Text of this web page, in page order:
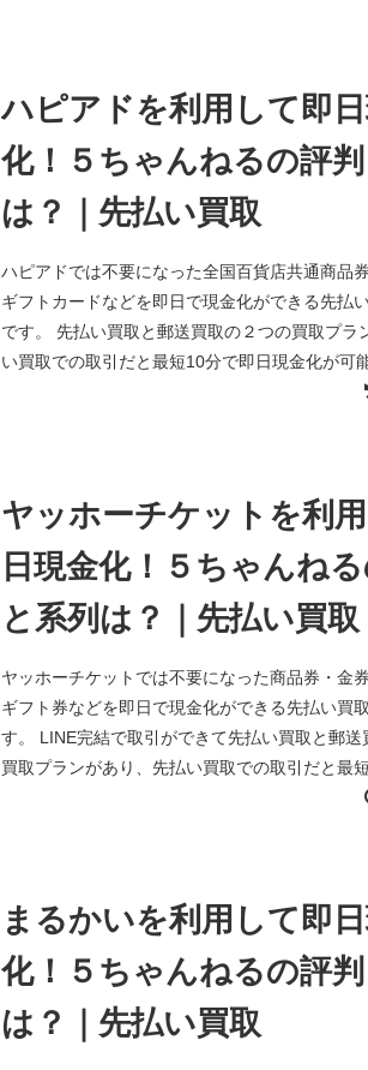
ハピアドを利用して即
化！５ちゃんねるの評判
は？｜先払い買取
ハピアドでは不要になった全国百貨店共通商品
ギフトカードなどを即日で現金化ができる先払
です。 先払い買取と郵送買取の２つの買取プラ
い買取での取引だと最短10分で即日現金化が可
ヤッホーチケットを利
日現金化！５ちゃんねる
と系列は？｜先払い買取
ヤッホーチケットでは不要になった商品券・金
ギフト券などを即日で現金化ができる先払い買
す。 LINE完結で取引ができて先払い買取と郵送
買取プランがあり、先払い買取での取引だと最
まるかいを利用して即
化！５ちゃんねるの評判
は？｜先払い買取